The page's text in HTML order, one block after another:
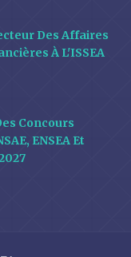
Des Affaires
À L'ISSEA
Concours
ENSEA Et